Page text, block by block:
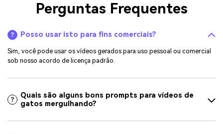
Perguntas Frequentes
Posso usar isto para fins comerciais?
Sim, você pode usar os vídeos gerados para uso pessoal ou comercial
sob nosso acordo de licença padrão.
Quais são alguns bons prompts para vídeos de
gatos mergulhando?